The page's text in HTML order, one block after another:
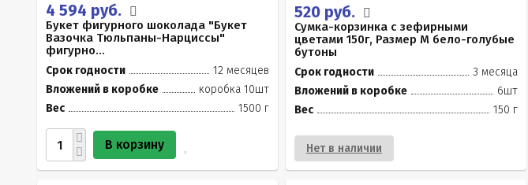
4 594 руб.
Букет фигурного шоколада "Букет
Вазочка Тюльпаны-Нарциссы"
фигурно...
Срок годности
12 месяцев
Вложений в коробке
коробка 10шт
Вес
1500 г
В корзину
520 руб.
Сумка-корзинка с зефирными
цветами 150г, Размер М бело-голубые
бутоны
Срок годности
3 месяца
Вложений в коробке
6шт
Вес
150 г
Нет в наличии